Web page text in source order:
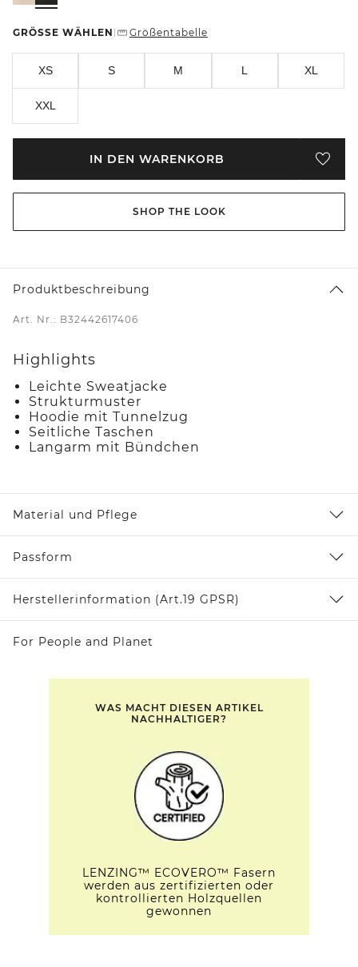
GRÖSSE WÄHLEN Größentabelle
XS S M L XL
XXL
IN DEN WARENKORB
SHOP THE LOOK
Produktbeschreibung
Art. Nr.: B32442617406
Highlights
Leichte Sweatjacke
Strukturmuster
Hoodie mit Tunnelzug
Seitliche Taschen
Langarm mit Bündchen
Material und Pflege
Passform
Herstellerinformation (Art.19 GPSR)
For People and Planet
WAS MACHT DIESEN ARTIKEL
NACHHALTIGER?
LENZING™ ECOVERO™ Fasern
werden aus zertifizierten oder
kontrollierten Holzquellen
gewonnen